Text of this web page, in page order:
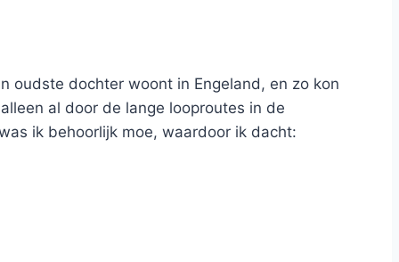
oudste dochter woont in Engeland, en zo kon
al door de lange looproutes in de
ik behoorlijk moe, waardoor ik dacht: